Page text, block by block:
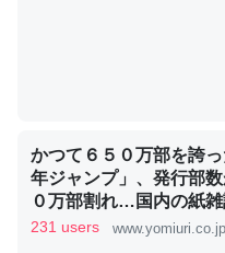
ずキチンを強化してる筈
─ニュース :: 【研究発表】昆
これを元に考えるとカル
類は苦労してるんだな…
かつて６５０万部を誇
年ジャンプ」、発行部
０万部割れ…国内の紙
０万部超」ゼロに
231 users www.yomiuri.co.jp